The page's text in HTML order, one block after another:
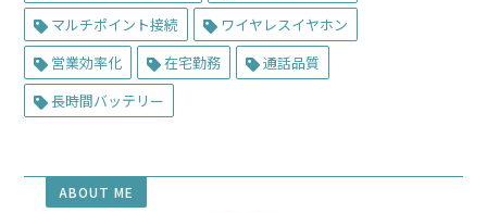
マルチポイント接続
ワイヤレスイヤホン
営業効率化
在宅勤務
通話品質
長時間バッテリー
ABOUT ME